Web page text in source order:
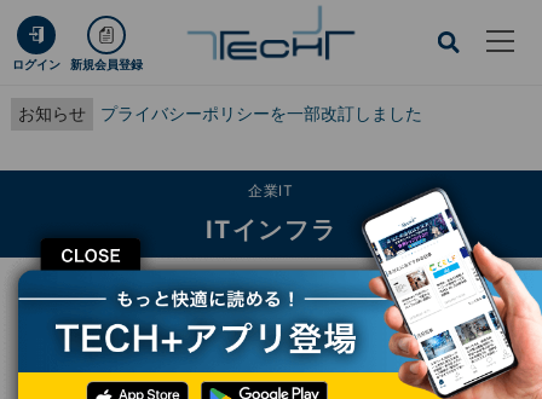
ログイン 新規会員登録
お知らせ プライバシーポリシーを一部改訂しました
CLOSE
企業IT
ITインフラ
TECH+ 企業IT
ITインフラ
ソフトバンクが3年前倒しでHAPSのプレ商用サービスを開始、その背景に競合あ